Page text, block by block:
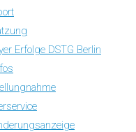
Erfolge DSTG Berlin